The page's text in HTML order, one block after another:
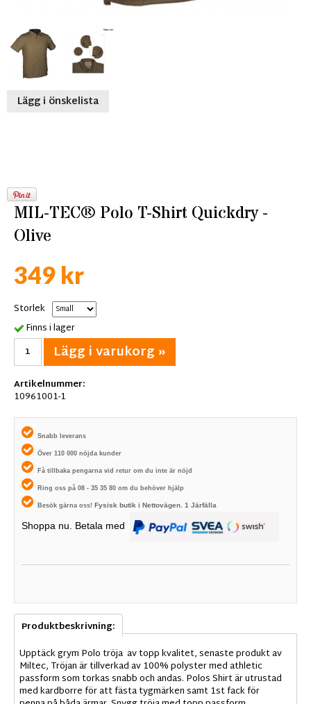
Lägg i önskelista
MIL-TEC® Polo T-Shirt Quickdry -
Olive
349 kr
Storlek
Finns i lager
Lägg i varukorg »
Artikelnummer:
10961001-1
Snabb leverans
Över 110 000 nöjda kunder
Få tillbaka pengarna vid retur om du inte är nöjd
Ring oss på 08 - 35 35 80 om du behöver hjälp
Besök gärna oss! Fysisk butik i Nettovägen. 1 Järfälla
Shoppa nu. Betala med
Produktbeskrivning:
Upptäck grym Polo tröja av topp kvalitet, senaste produkt av
Miltec, Tröjan är tillverkad av 100% polyster med athletic
passform som torkas snabb och andas. Polos Shirt är utrustad
med kardborre för att fästa tygmärken samt 1st fack för